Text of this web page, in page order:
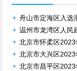
舟山市定海区入选
温州市龙湾区人民
北京市怀柔区
北京市大兴区
北京市昌平区